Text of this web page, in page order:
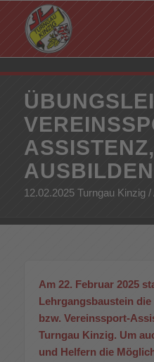
AUSBILDEN
12.02.2025 Turngau Kinzig
Am 22. Februar 2025
Lehrgangsbaustein
bzw. Vereinssport-
Turngau Kinzig. Um
und Helfern die